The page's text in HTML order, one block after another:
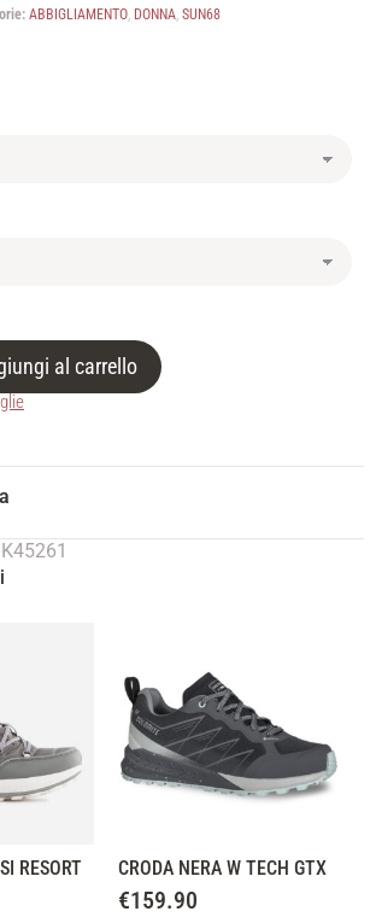
ABBIGLIAMENTO, DONNA, SUN68
al carrello
RESORT
CRODA NERA W TECH GTX
€159.90